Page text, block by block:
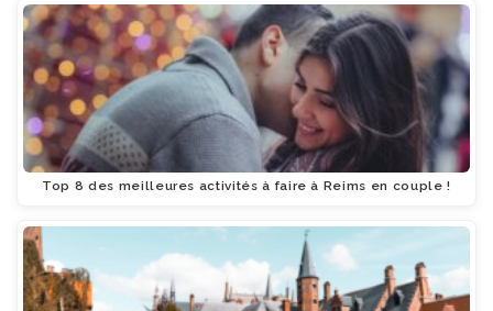
Top 8 des meilleures activités à faire à Reims en couple !